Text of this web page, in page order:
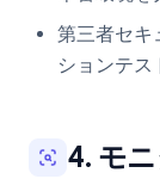
第三者セキ
ションテス
4. モ